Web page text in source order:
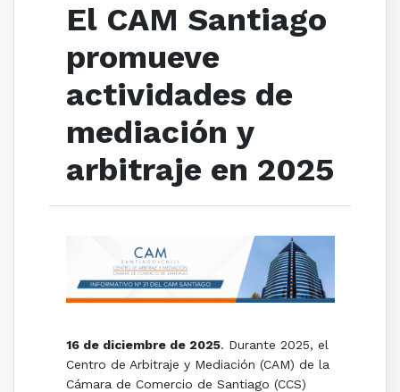
El CAM Santiago
promueve
actividades de
mediación y
arbitraje en 2025
16 de diciembre de 2025. Durante 2025, el
Centro de Arbitraje y Mediación (CAM) de la
Cámara de Comercio de Santiago (CCS)